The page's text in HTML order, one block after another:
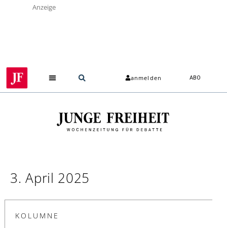
Anzeige
anmelden ABO
3. April 2025
KOLUMNE